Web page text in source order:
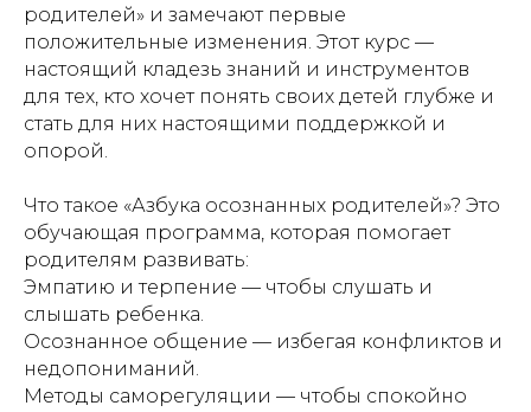
родителей» и замечают первые
положительные изменения. Этот курс —
настоящий кладезь знаний и инструментов
для тех, кто хочет понять своих детей глубже и
стать для них настоящими поддержкой и
опорой.
Что такое «Азбука осознанных родителей»? Это
обучающая программа, которая помогает
родителям развивать:
Эмпатию и терпение — чтобы слушать и
слышать ребенка.
Осознанное общение — избегая конфликтов и
недопониманий.
Методы саморегуляции — чтобы спокойно